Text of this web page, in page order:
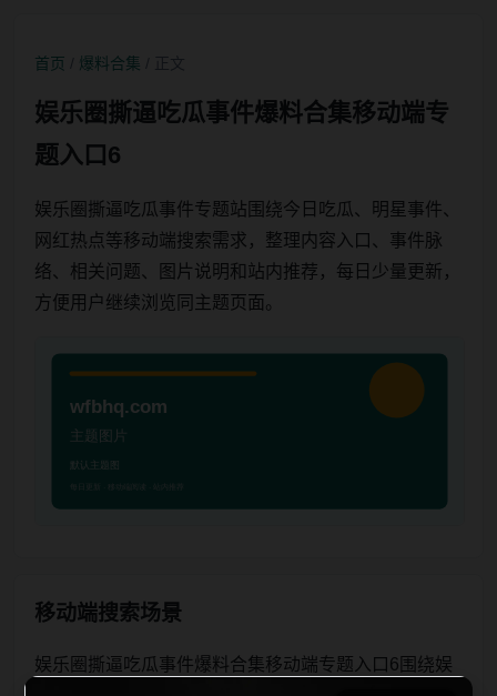
首页 爆料合集
娱乐圈撕逼吃瓜事件爆料合集移动端专
题入口6
娱乐圈撕逼吃瓜事件专题站围绕今日吃瓜、明星事件、
网红热点等移动端搜索需求，整理内容入口、事件脉
络、相关问题、图片说明和站内推荐，每日少量更新，
方便用户继续浏览同主题页面。
移动端搜索场景
娱乐圈撕逼吃瓜事件爆料合集移动端专题入口6围绕娱